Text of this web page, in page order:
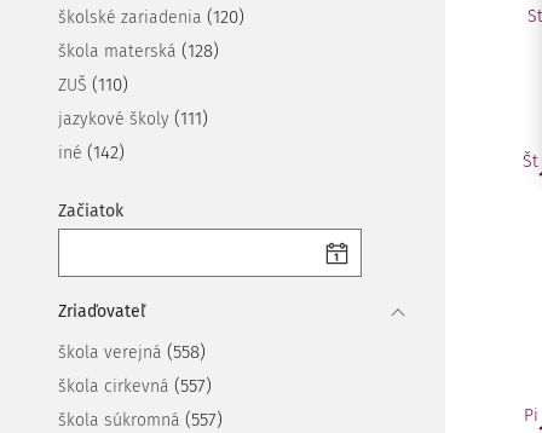
školské zariadenia (120)
škola materská (128)
ZUŠ (110)
jazykové školy (111)
iné (142)
Začiatok
Zriaďovateľ
škola verejná (558)
škola cirkevná (557)
škola súkromná (557)
St
Št
Pi